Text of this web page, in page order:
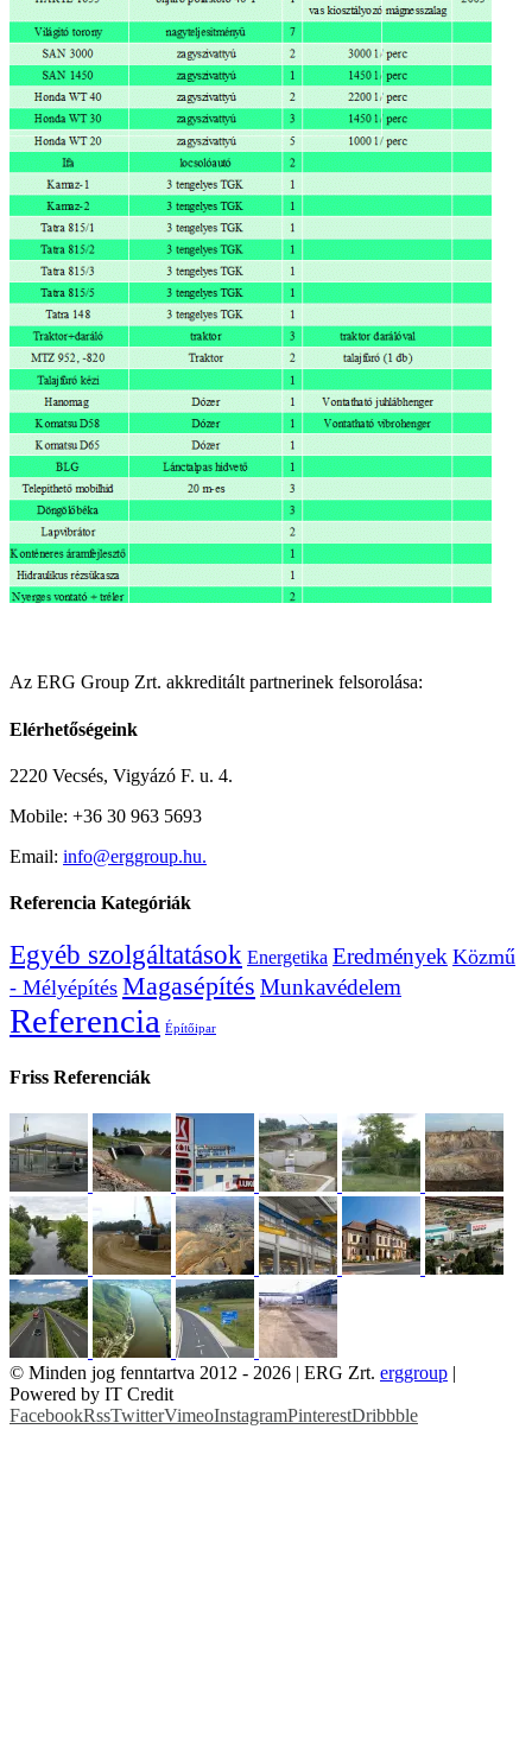
Az ERG Group Zrt. akkreditált partnerinek felsorolása:
Elérhetőségeink
2220 Vecsés, Vigyázó F. u. 4.
Mobile: +36 30 963 5693
Email: info@erggroup.hu.
Referencia Kategóriák
Egyéb szolgáltatások Energetika Eredmények Közmű
- Mélyépítés Magasépítés Munkavédelem
Referencia Építőipar
Friss Referenciák
© Minden jog fenntartva 2012 - 2026 | ERG Zrt. erggroup |
Powered by IT Credit
FacebookRssTwitterVimeoInstagramPinterestDribbble